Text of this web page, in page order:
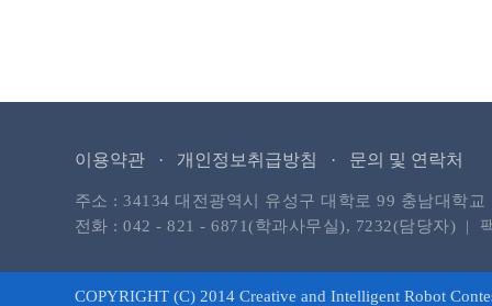
이용약관 · 개인정보취급방침 · 문의 및 연락처
주소 : 34134 대전광역시 유성구 대학로 99 충남대학
전화 : 042 - 821 - 6871(학과사무실), 7232(담당자) |
COPYRIGHT (C) 2014 Creative and Intelligent Robot